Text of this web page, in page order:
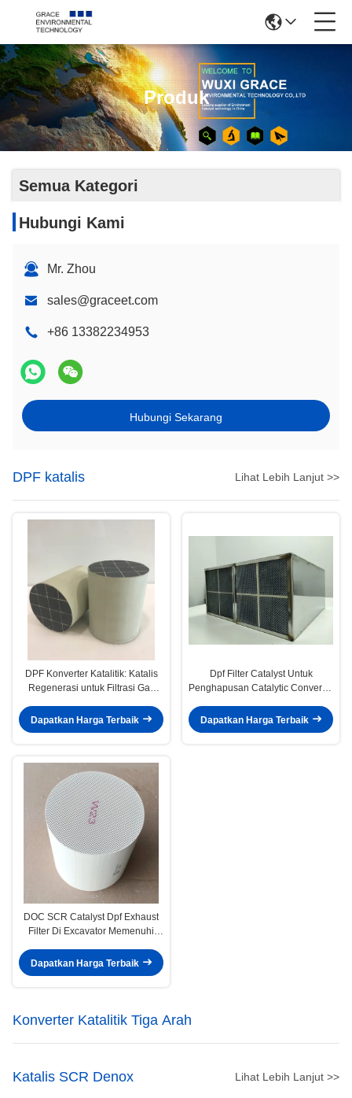
Produk
Semua Kategori
Hubungi Kami
Mr. Zhou
sales@graceet.com
+86 13382234953
Hubungi Sekarang
DPF katalis Lihat Lebih Lanjut >>
DPF Konverter Katalitik: Katalis
Regenerasi untuk Filtrasi Gas
Dapatkan Harga Terbaik
Dpf Filter Catalyst Untuk
Penghapusan Catalytic Converter
Dapatkan Harga Terbaik
DOC SCR Catalyst Dpf Exhaust
Filter Di Excavator Memenuhi
Dapatkan Harga Terbaik
Konverter Katalitik Tiga Arah
Katalis SCR Denox Lihat Lebih Lanjut >>